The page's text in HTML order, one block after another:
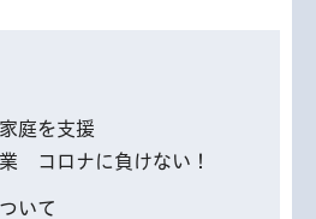
庭を支援
コロナに負けない！
いて